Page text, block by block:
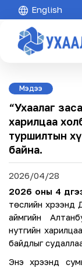
English
Мэдээ
“Ухаалаг
харилцаа
туршилтын
байна.
2026/04/28
2026 оны 4
төслийн
аймгийн
нутгийн
байдлыг
Энэ хүрээнд